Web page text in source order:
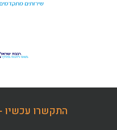
התקשרו עכשיו - 03-6206306